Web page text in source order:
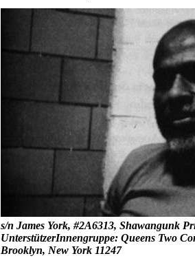
s/n James York, #2A6313, Shawangunk
UnterstützerInnengruppe: Queens Two
Brooklyn, New York 11247